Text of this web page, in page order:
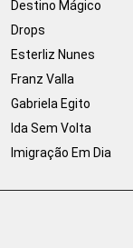
Destino Mágico
Drops
Esterliz Nunes
Franz Valla
Gabriela Egito
Ida Sem Volta
Imigração Em Dia